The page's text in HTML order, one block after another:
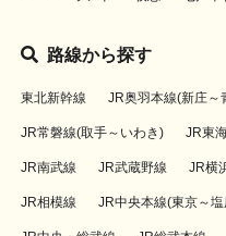
路線から探す
東北新幹線 JR奥羽本線(新庄～
JR常磐線(取手～いわき) JR東
JR南武線 JR武蔵野線 JR横
JR相模線 JR中央本線(東京～